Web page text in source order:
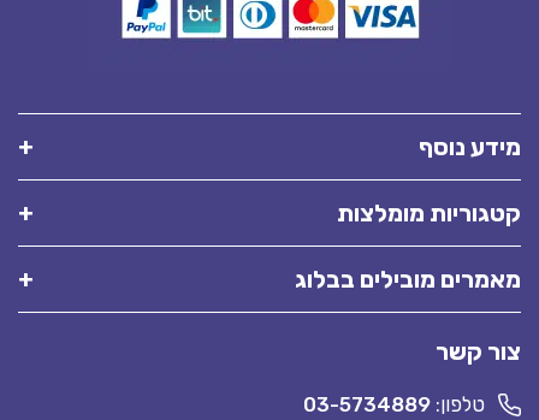
מידע נוסף
קטגוריות מומלצות
מאמרים מובילים בבלוג
צור קשר
טלפון: 03-5734889